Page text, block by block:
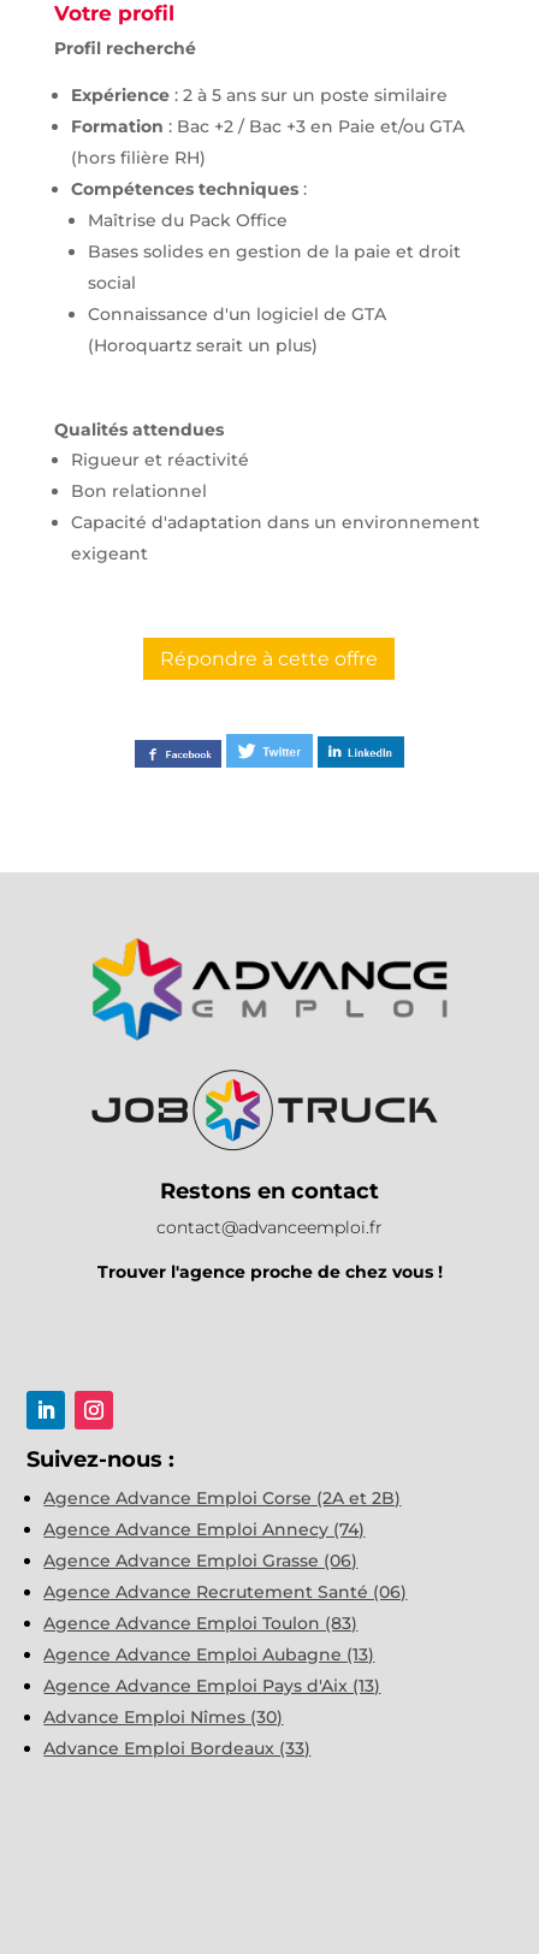
Votre profil
Profil recherché
Expérience: 2 à 5 ans sur un poste similaire
Formation : Bac +2 / Bac +3 en Paie et/ou GTA
(hors filière RH)
Compétences techniques:
Maîtrise du Pack Office
Bases solides en gestion de la paie et droit
social
Connaissance d'un logiciel de GTA
(Horoquartz serait un plus)
Qualités attendues
Rigueur et réactivité
Bon relationnel
Capacité d'adaptation dans un environnement
exigeant
Répondre à cette offre
Restons en contact
contact@advanceemploi.fr
Trouver l'agence proche de chez vous !
Suivez-nous :
Agence Advance Emploi Corse (2A et 2B)
Agence Advance Emploi Annecy (74)
Agence Advance Emploi Grasse (06)
Agence Advance Recrutement Santé (06)
Agence Advance Emploi Toulon (83)
Agence Advance Emploi Aubagne (13)
Agence Advance Emploi Pays d'Aix (13)
Advance Emploi Nîmes (30)
Advance Emploi Bordeaux (33)